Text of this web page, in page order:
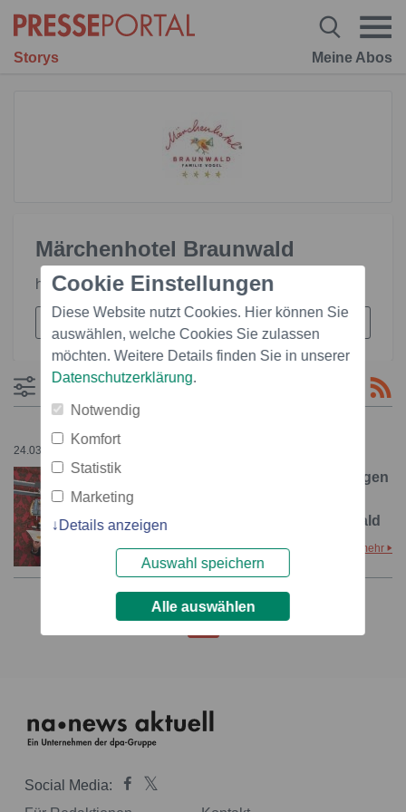
Storys Meine Abos
Märchenhotel Braunwald
http://www.maerchenhotel.ch
Filtern
24.03.2026 – 08:00
Wenn das Frühstücksei fliegen
Eiergondelbahn in Braunwald
mehr
1
Social Media:
Cookie Einstellungen
Diese Website nutzt Cookies. Hier können Sie
auswählen, welche Cookies Sie zulassen
möchten. Weitere Details finden Sie in unserer
Datenschutzerklärung.
Notwendig
Komfort
Statistik
Marketing
Details anzeigen
Auswahl speichern
Alle auswählen